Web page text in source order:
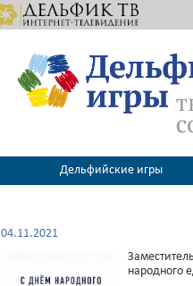
Дельфийские игры
04.11.2021
народного